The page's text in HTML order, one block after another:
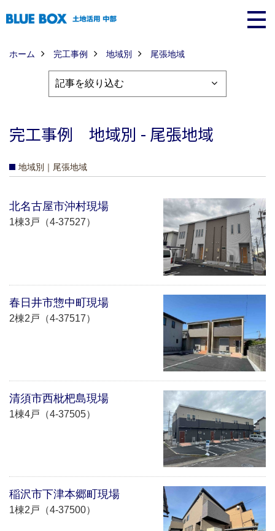
ホーム 完工事例 地域別 尾張地域
完工事例 地域別 - 尾張地域
地域別｜尾張地域
北名古屋市沖村現場
1棟3戸（4-37527）
春日井市惣中町現場
2棟2戸（4-37517）
清須市西枇杷島現場
1棟4戸（4-37505）
稲沢市下津本郷町現場
1棟2戸（4-37500）